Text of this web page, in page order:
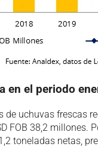
en el periodo
de uchuvas frescas
FOB 38,2 millones.
toneladas netas,